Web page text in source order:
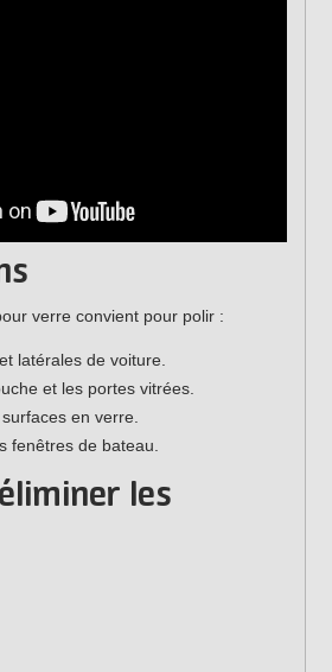
verre convient pour polir :
latérales de voiture.
et les portes vitrées.
en verre.
fenêtres de bateau.
les